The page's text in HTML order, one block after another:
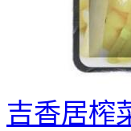
吉香居榨